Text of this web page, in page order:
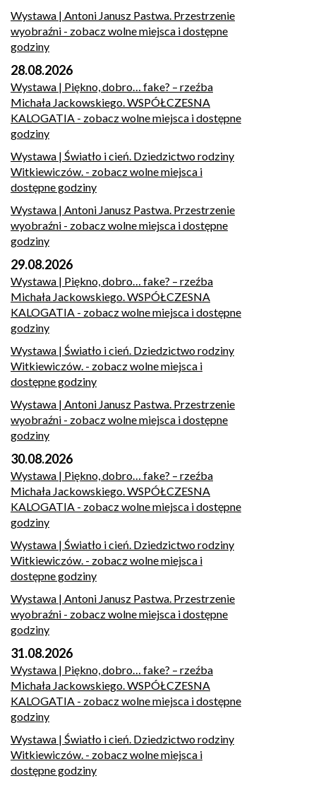
Wystawa | Antoni Janusz Pastwa. Przestrzenie
wyobraźni - zobacz wolne miejsca i dostępne
godziny
28.08.2026
Wystawa | Piękno, dobro… fake? – rzeźba
Michała Jackowskiego. WSPÓŁCZESNA
KALOGATIA - zobacz wolne miejsca i dostępne
godziny
Wystawa | Światło i cień. Dziedzictwo rodziny
Witkiewiczów. - zobacz wolne miejsca i
dostępne godziny
Wystawa | Antoni Janusz Pastwa. Przestrzenie
wyobraźni - zobacz wolne miejsca i dostępne
godziny
29.08.2026
Wystawa | Piękno, dobro… fake? – rzeźba
Michała Jackowskiego. WSPÓŁCZESNA
KALOGATIA - zobacz wolne miejsca i dostępne
godziny
Wystawa | Światło i cień. Dziedzictwo rodziny
Witkiewiczów. - zobacz wolne miejsca i
dostępne godziny
Wystawa | Antoni Janusz Pastwa. Przestrzenie
wyobraźni - zobacz wolne miejsca i dostępne
godziny
30.08.2026
Wystawa | Piękno, dobro… fake? – rzeźba
Michała Jackowskiego. WSPÓŁCZESNA
KALOGATIA - zobacz wolne miejsca i dostępne
godziny
Wystawa | Światło i cień. Dziedzictwo rodziny
Witkiewiczów. - zobacz wolne miejsca i
dostępne godziny
Wystawa | Antoni Janusz Pastwa. Przestrzenie
wyobraźni - zobacz wolne miejsca i dostępne
godziny
31.08.2026
Wystawa | Piękno, dobro… fake? – rzeźba
Michała Jackowskiego. WSPÓŁCZESNA
KALOGATIA - zobacz wolne miejsca i dostępne
godziny
Wystawa | Światło i cień. Dziedzictwo rodziny
Witkiewiczów. - zobacz wolne miejsca i
dostępne godziny